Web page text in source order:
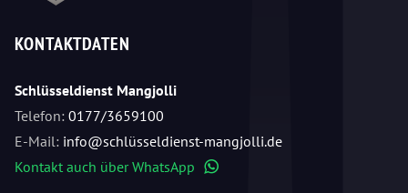
KONTAKTDATEN
Schlüsseldienst Mangjolli
Telefon: 0177/3659100
E-Mail: info@schlüsseldienst-mangjolli.de
Kontakt auch über WhatsApp